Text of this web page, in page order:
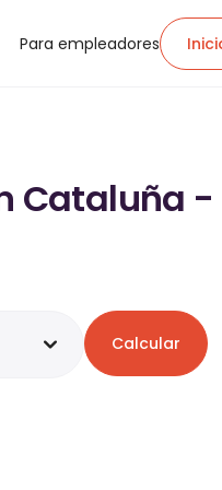
Para empleadores
Cataluña -
Calcular